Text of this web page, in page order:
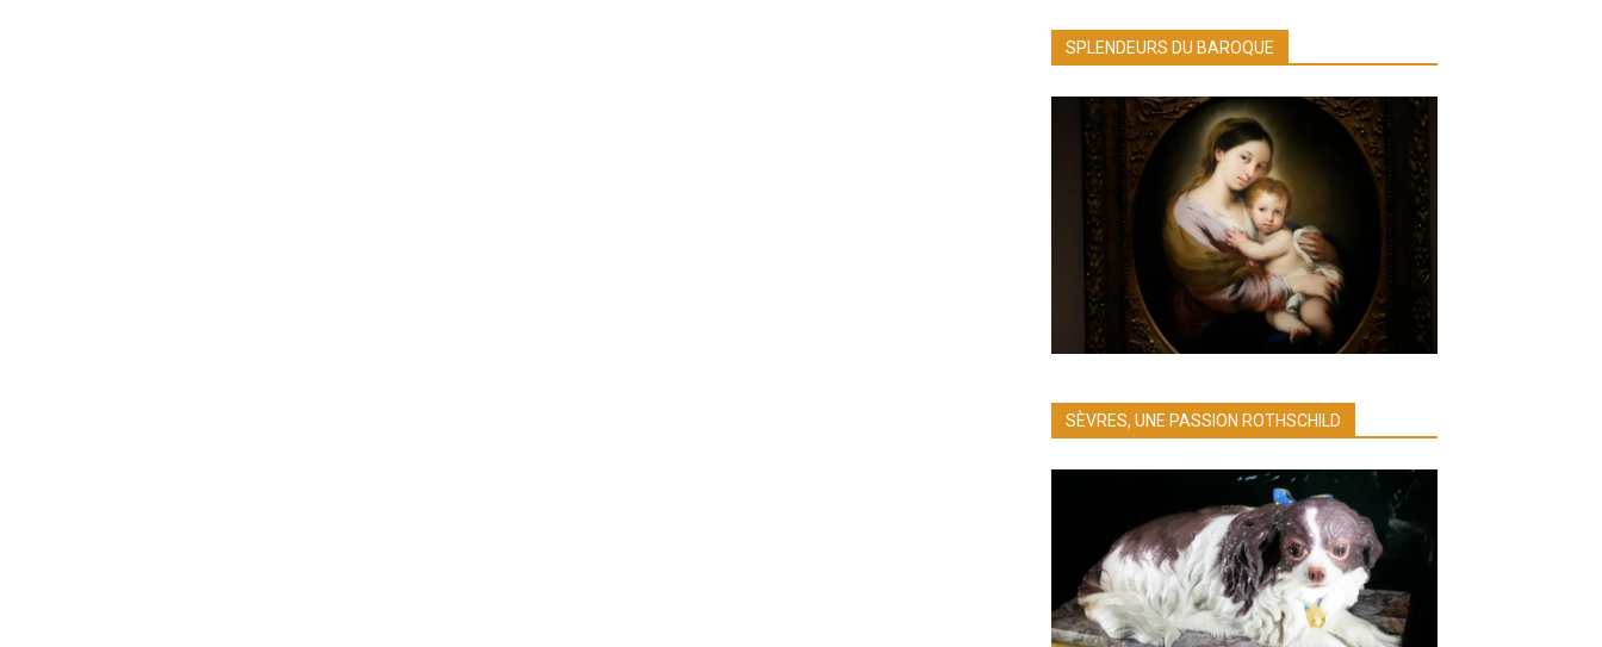
SPLENDEURS DU BAROQUE
SÈVRES, UNE PASSION ROTHSCHILD